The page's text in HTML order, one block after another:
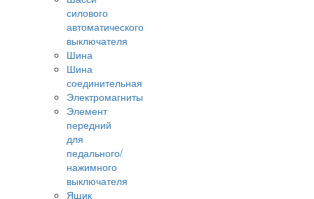
силового
автоматического
выключателя
Шина
Шина
соединительная
Электромагниты
Элемент
передний
для
педального/
нажимного
выключателя
Ящик